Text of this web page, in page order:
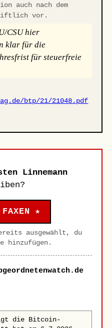
auch nach dem
vor.
CSU hier
klar für die
für steuerfreie
btp/21/21048.pdf
Linnemann
★
ausgewählt, du
hinzufügen.